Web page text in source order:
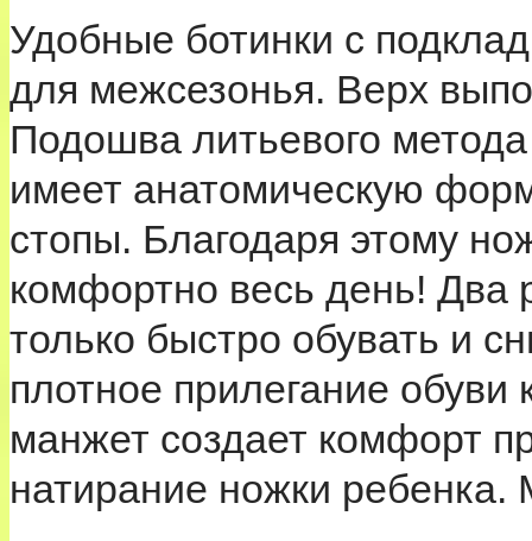
Удобные ботинки с
для межсезонья. Верх
Подошва литьевого
имеет анатомическую
стопы. Благодаря этому
комфортно весь день! Два
только быстро обувать и
плотное прилегание обуви
манжет создает комфорт
натирание ножки